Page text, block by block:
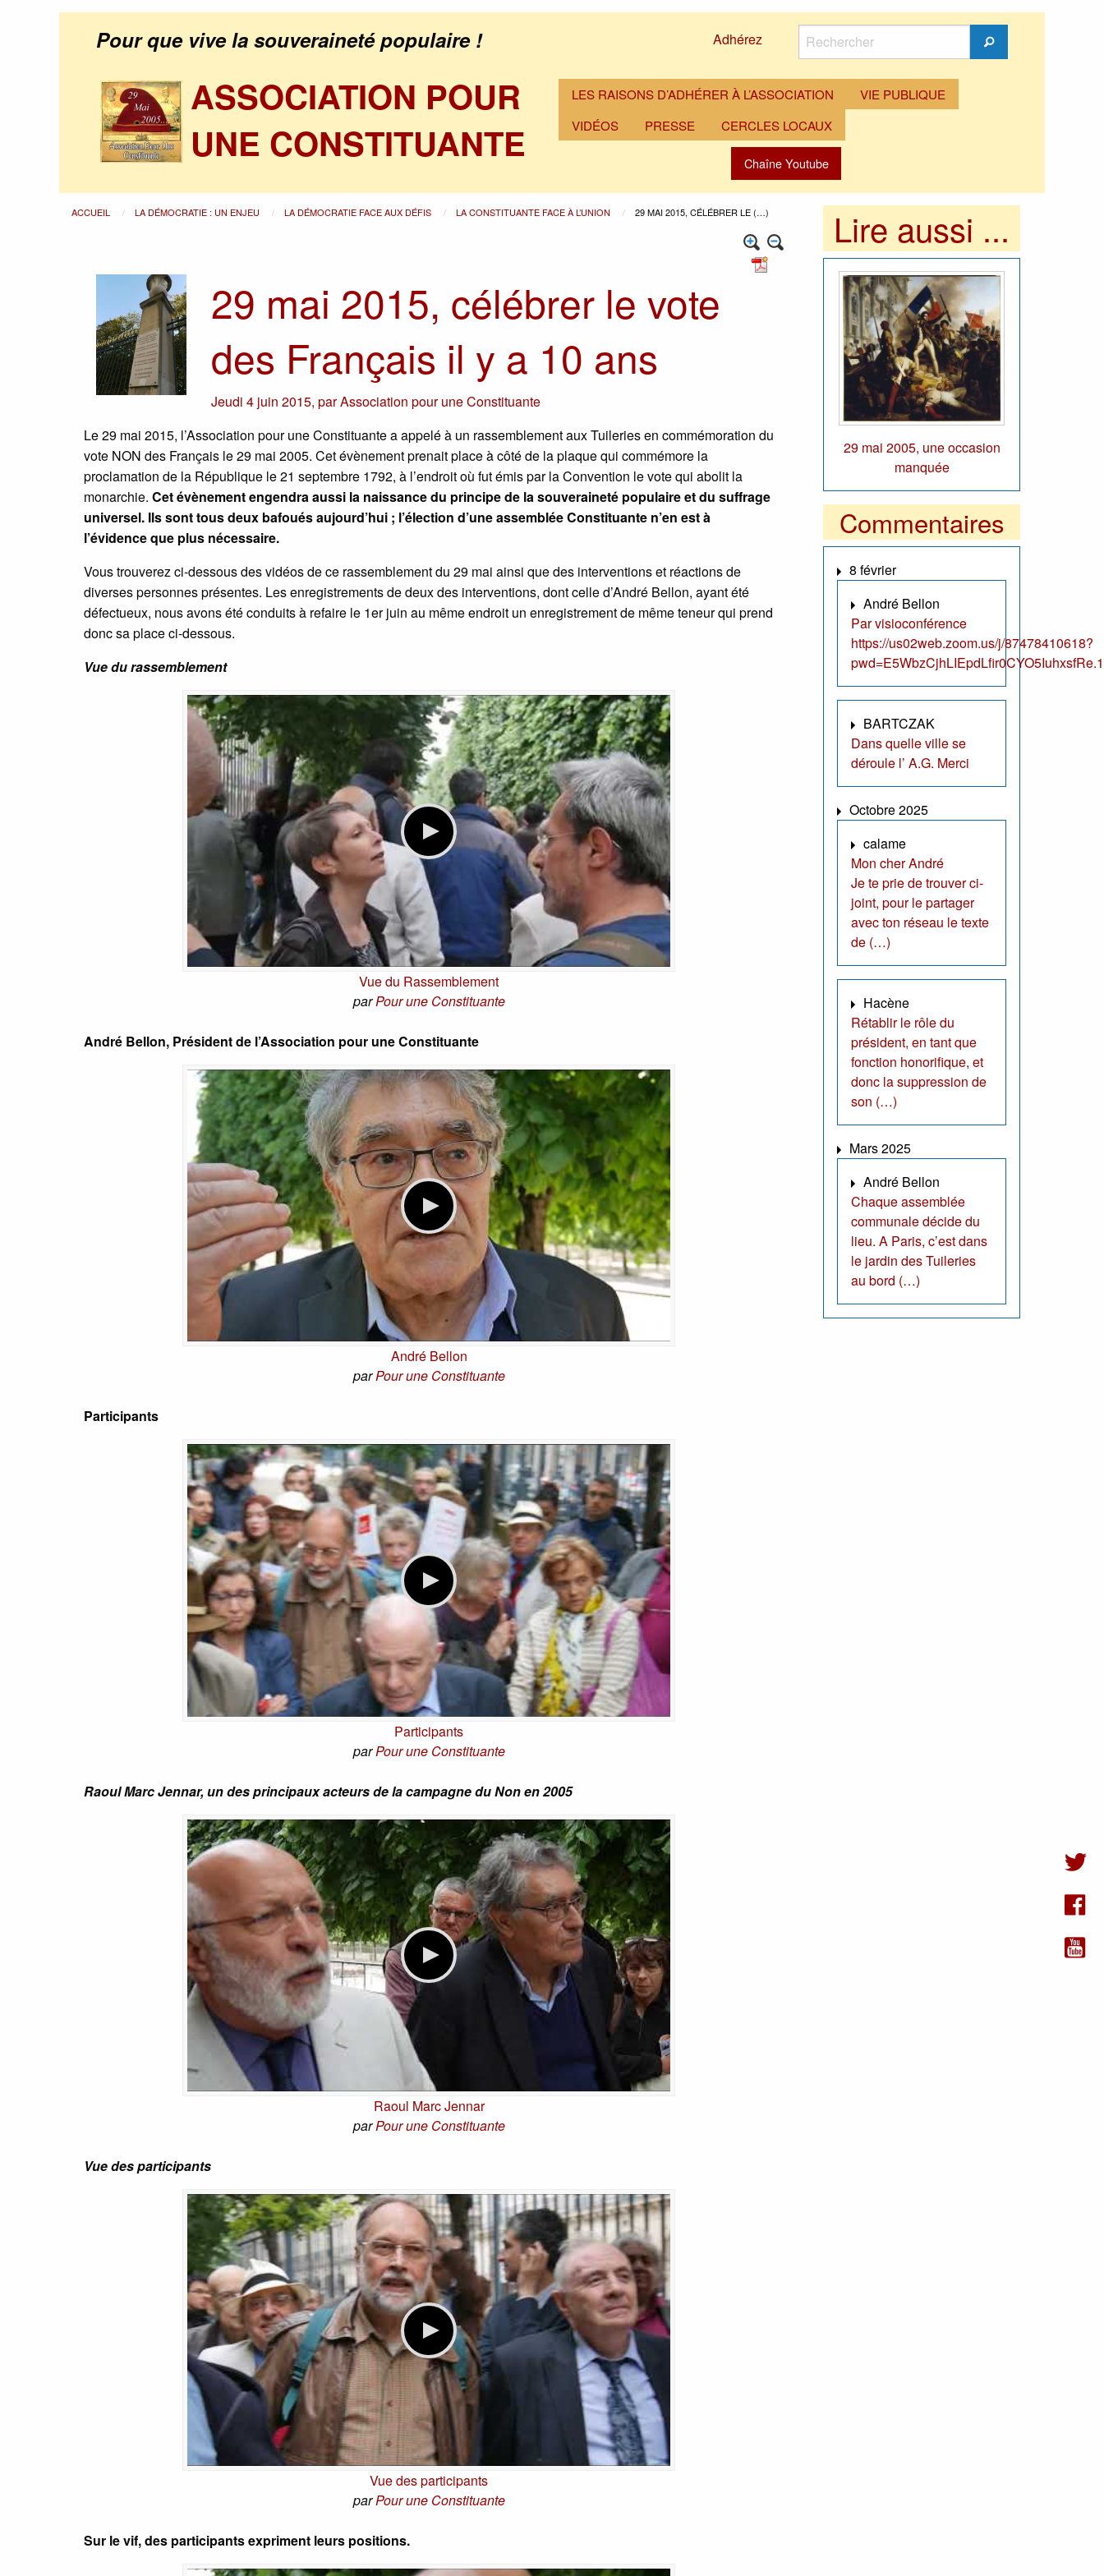
Pour que vive la souveraineté populaire ! Adhérez
Rechercher
Rechercher
ASSOCIATION POUR
UNE CONSTITUANTE
LES RAISONS D’ADHÉRER À L’ASSOCIATION
VIE PUBLIQUE
VIDÉOS
PRESSE CERCLES LOCAUX
Chaîne Youtube
ACCUEIL LA DÉMOCRATIE : UN ENJEU LA DÉMOCRATIE FACE AUX DÉFIS LA CONSTITUANTE FACE À L’UNION 29 MAI 2015, CÉLÉBRER LE (…)
29 mai 2015, célébrer le vote
des Français il y a 10 ans
Jeudi 4 juin 2015,parAssociation pour une Constituante
Le 29 mai 2015, l’Association pour une Constituante a appelé à un rassemblement aux Tuileries en commémoration du
vote NON des Français le 29 mai 2005. Cet évènement prenait place à côté de la plaque qui commémore la
proclamation de la République le 21 septembre 1792, à l’endroit où fut émis par la Convention le vote qui abolit la
monarchie. Cet évènement engendra aussi la naissance du principe de la souveraineté populaire et du suffrage
universel. Ils sont tous deux bafoués aujourd’hui ; l’élection d’une assemblée Constituante n’en est à
l’évidence que plus nécessaire.
Vous trouverez ci-dessous des vidéos de ce rassemblement du 29 mai ainsi que des interventions et réactions de
diverses personnes présentes. Les enregistrements de deux des interventions, dont celle d’André Bellon, ayant été
défectueux, nous avons été conduits à refaire le 1er juin au même endroit un enregistrement de même teneur qui prend
donc sa place ci-dessous.
Vue du rassemblement
Vue du Rassemblement
parPour une Constituante
André Bellon, Président de l’Association pour une Constituante
André Bellon
parPour une Constituante
Participants
Participants
parPour une Constituante
Raoul Marc Jennar, un des principaux acteurs de la campagne du Non en 2005
Raoul Marc Jennar
parPour une Constituante
Vue des participants
Vue des participants
parPour une Constituante
Sur le vif, des participants expriment leurs positions.
Lire aussi ...
29 mai 2005, une occasion
manquée
Commentaires
8 février
André Bellon
Par visioconférence
https://us02web.zoom.us/j/87478410618?
BARTCZAK
Dans quelle ville se
déroule l’ A.G. Merci
Octobre 2025
calame
Mon cher André
Je te prie de trouver ci-
joint, pour le partager
avec ton réseau le texte
de (…)
Hacène
Rétablir le rôle du
président, en tant que
fonction honorifique, et
donc la suppression de
son (…)
Mars 2025
André Bellon
Chaque assemblée
communale décide du
lieu. A Paris, c’est dans
le jardin des Tuileries
au bord (…)